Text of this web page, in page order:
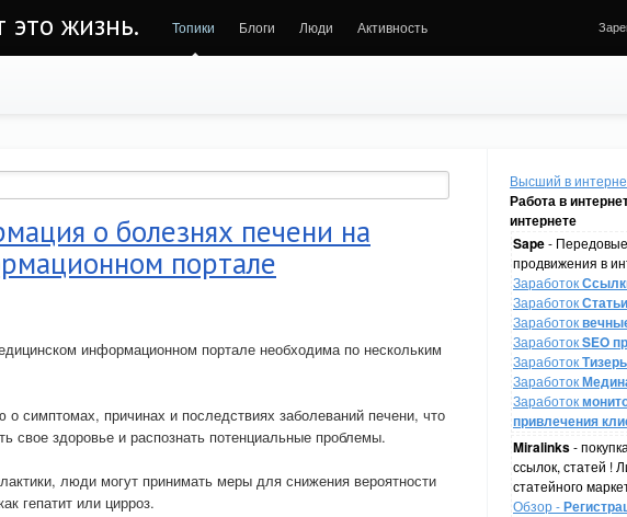
это жизнь. Топики Блоги Люди Активность
Высший в
Работа в
интернете
Sape-
продвижения в
Заработок
ЗаработокСтатьи
Заработок
ЗаработокSEO
Заработок
Заработок
Заработок
привлечения
Miralinks-
ссылок, статей !
статейного
Обзор -
о болезнях печени на
портале
информационном портале необходима по нескольким
симптомах, причинах и последствиях заболеваний печени, что
свое здоровье и распознать потенциальные проблемы.
люди могут принимать меры для снижения вероятности
гепатит или цирроз.